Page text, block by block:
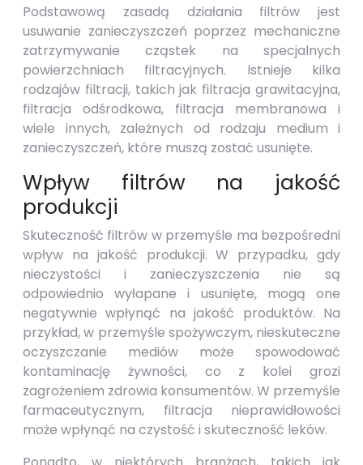
Podstawową zasadą działania filtrów jest
usuwanie zanieczyszczeń poprzez mechaniczne
zatrzymywanie cząstek na specjalnych
powierzchniach filtracyjnych. Istnieje kilka
rodzajów filtracji, takich jak filtracja grawitacyjna,
filtracja odśrodkowa, filtracja membranowa i
wiele innych, zależnych od rodzaju medium i
zanieczyszczeń, które muszą zostać usunięte.
Wpływ filtrów na jakość
produkcji
Skuteczność filtrów w przemyśle ma bezpośredni
wpływ na jakość produkcji. W przypadku, gdy
nieczystości i zanieczyszczenia nie są
odpowiednio wyłapane i usunięte, mogą one
negatywnie wpłynąć na jakość produktów. Na
przykład, w przemyśle spożywczym, nieskuteczne
oczyszczanie mediów może spowodować
kontaminację żywności, co z kolei grozi
zagrożeniem zdrowia konsumentów. W przemyśle
farmaceutycznym, filtracja nieprawidłowości
może wpłynąć na czystość i skuteczność leków.